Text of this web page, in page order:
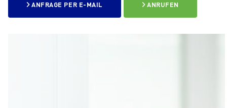
ANFRAGE PER E-MAIL ANRUFEN